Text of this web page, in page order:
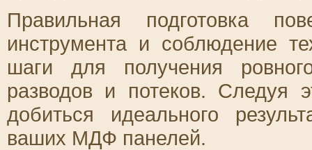
Правильная подготовка
инструмента и соблюдение
шаги для получения
разводов и потеков. Следуя
добиться идеального
ваших МДФ панелей.